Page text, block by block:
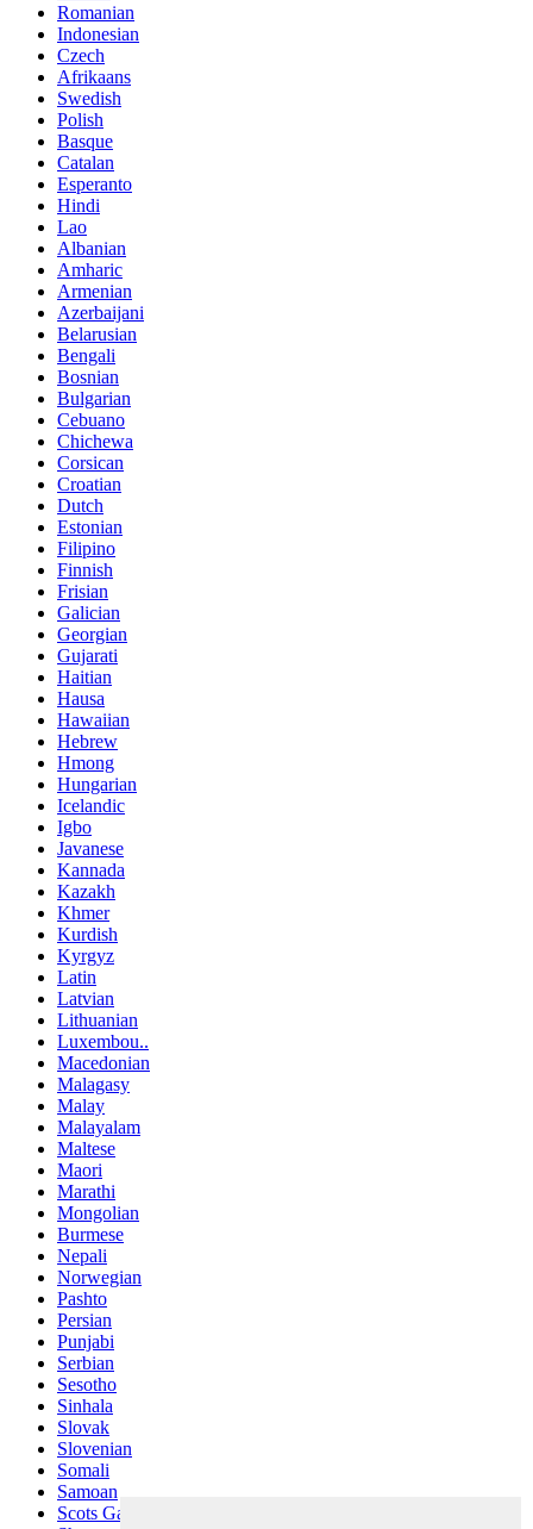
Romanian
Indonesian
Czech
Afrikaans
Swedish
Polish
Basque
Catalan
Esperanto
Hindi
Lao
Albanian
Amharic
Armenian
Azerbaijani
Belarusian
Bengali
Bosnian
Bulgarian
Cebuano
Chichewa
Corsican
Croatian
Dutch
Estonian
Filipino
Finnish
Frisian
Galician
Georgian
Gujarati
Haitian
Hausa
Hawaiian
Hebrew
Hmong
Hungarian
Icelandic
Igbo
Javanese
Kannada
Kazakh
Khmer
Kurdish
Kyrgyz
Latin
Latvian
Lithuanian
Luxembou..
Macedonian
Malagasy
Malay
Malayalam
Maltese
Maori
Marathi
Mongolian
Burmese
Nepali
Norwegian
Pashto
Persian
Punjabi
Serbian
Sesotho
Sinhala
Slovak
Slovenian
Somali
Samoan
Scots Gaelic